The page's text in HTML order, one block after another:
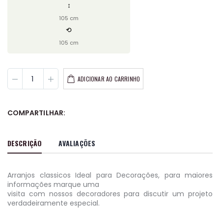
↕
105 cm
⟲
105 cm
ADICIONAR AO CARRINHO
COMPARTILHAR:
DESCRIÇÃO AVALIAÇÕES
Arranjos classicos Ideal para Decorações, para maiores
informações marque uma
visita com nossos decoradores para discutir um projeto
verdadeiramente especial.